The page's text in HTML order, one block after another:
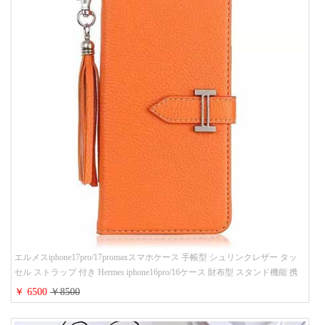
エルメスiphone17pro/17promaxスマホケース 手帳型 シュリンクレザー タッ
セル ストラップ 付き Hermes iphone16pro/16ケース 財布型 スタンド機能 携
帯カバー ハイ ブランド アイフォーン15/14/13ケース 手帳 レディース 人気
￥ 6500￥8500